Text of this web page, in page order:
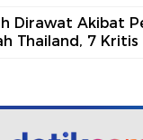
Dirawat Akibat
Thailand, 7 Kritis